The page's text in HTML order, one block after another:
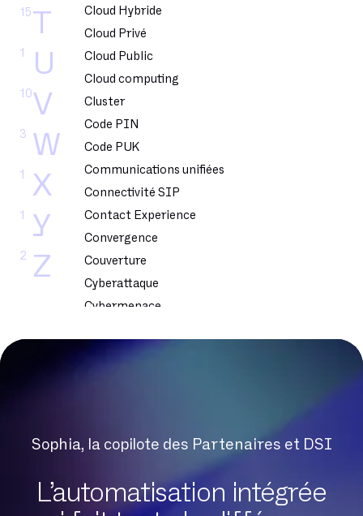
T
15
U
1
V
10
W
3
X
1
Y
1
Z
2
Cloud Hybride
Cloud Privé
Cloud Public
Cloud computing
Cluster
Code PIN
Code PUK
Communications unifiées
Connectivité SIP
Contact Experience
Convergence
Couverture
Cyberattaque
Cybermenace
Datacenter
Digital Workplace
Sophia, la copilote des Partenaires et DSI
L’automatisation intégrée